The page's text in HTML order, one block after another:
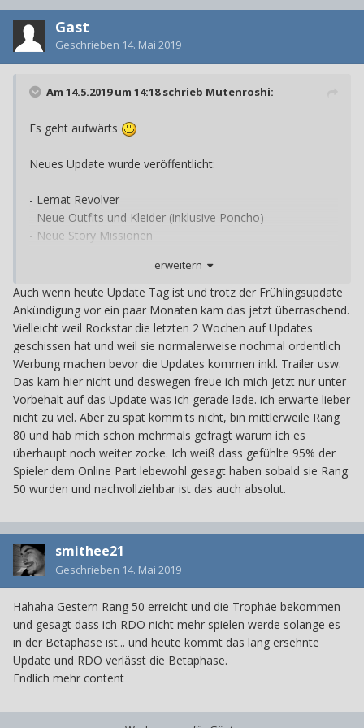
Gast
Geschrieben 14. Mai 2019
Am 14.5.2019 um 14:18 schrieb Mutenroshi:
Es geht aufwärts
Neues Update wurde veröffentlicht:
- Lemat Revolver
- Neue Outfits und Kleider (inklusive Poncho)
- Neue Story Missionen
- Poker (Öffentlichen und Private Spiele)
- und einiges mehr.
Defensiver Spieler werden durch ein Schild-Zeichen
dargestellt und erhalten weniger Schaden von
Gegenspielern, können nicht mehr gelassot werden, keine
Nahkampf-Attacken, exekutiert werden und nicht mehr mit
Auto-Aim erfasst werden.
Es gibt noch weidere Änderungen im PvP, aber das wird
mir jetzt zuviel Text..
erweitern
Auch wenn heute Update Tag ist und trotz der Frühlingsupdate
Ankündigung vor ein paar Monaten kam das jetzt überraschend.
Vielleicht weil Rockstar die letzten 2 Wochen auf Updates
geschissen hat und weil sie normalerweise nochmal ordentlich
Werbung machen bevor die Updates kommen inkl. Trailer usw.
Das kam hier nicht und deswegen freue ich mich jetzt nur unter
Vorbehalt auf das Update was ich gerade lade. ich erwarte lieber
nicht zu viel. Aber zu spät komm'ts nicht, bin mittlerweile Rang
80 und hab mich schon mehrmals gefragt warum ich es
überhaupt noch weiter zocke. Ich weiß dass gefühlte 95% der
Spieler dem Online Part lebewohl gesagt haben sobald sie Rang
50 wurden und nachvollziehbar ist das auch absolut.
smithee21
Geschrieben 14. Mai 2019
Hahaha Gestern Rang 50 erreicht und die Trophäe bekommen
und gesagt dass ich RDO nicht mehr spielen werde solange es
in der Betaphase ist... und heute kommt das lang ersehnte
Update und RDO verlässt die Betaphase.
Endlich mehr content